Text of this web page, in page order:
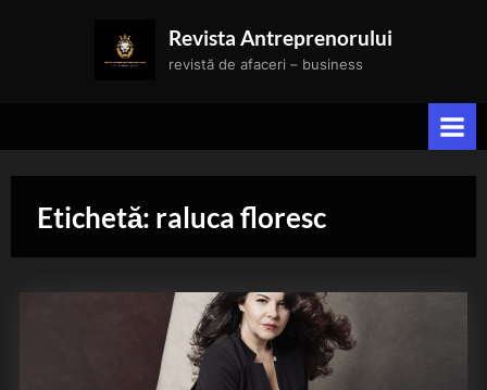
Revista Antreprenorului
revistă de afaceri – business
Etichetă: raluca floresc